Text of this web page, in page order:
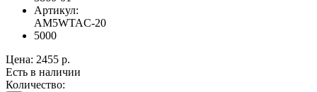
Артикул:
AM5WTAC-20
5000
Цена: 2455 р.
Есть в наличии
Количество: